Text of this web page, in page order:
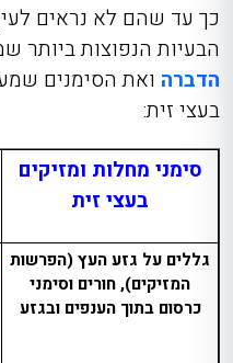
כך עד שהם לא נראים
הבעיות הנפוצות ביותר
הדברה ואת הסימנים
בעצי זית:
סימני מחלות ומזיקים
בעצי זית
גללים על גזע העץ (הפרשות
המזיקים), חורים וסימני
כרסום בתוך הענפים ובגזע